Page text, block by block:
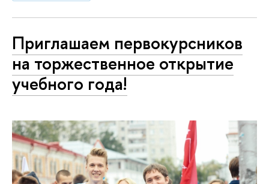
Приглашаем первокурсников
на торжественное открытие
учебного года!